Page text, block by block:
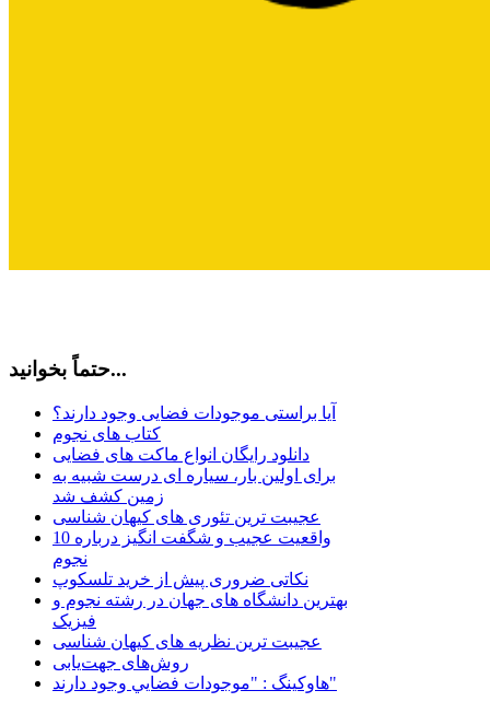
حتماً بخوانید...
آیا براستی موجودات فضایی وجود دارند؟
کتاب های نجوم
دانلود رایگان انواع ماکت های فضایی
برای اولین بار، سیاره ای درست شبیه به
زمین کشف شد
عجیبت ترین تئوری های کیهان شناسی
10 واقعیت عجیب و شگفت انگیز درباره
نجوم
نکاتی ضروری پیش از خرید تلسکوپ
بهترین دانشگاه های جهان در رشته نجوم و
فیزیک
عجیبت ترین نظریه های کیهان شناسی
روش‌های جهت‌یابی
هاوكينگ : "موجودات فضايي وجود دارند"